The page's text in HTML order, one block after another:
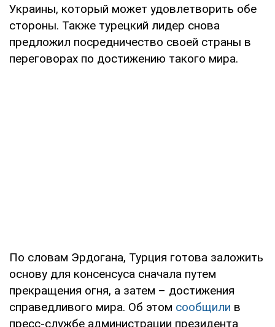
Украины, который может удовлетворить обе
стороны. Также турецкий лидер снова
предложил посредничество своей страны в
переговорах по достижению такого мира.
По словам Эрдогана, Турция готова заложить
основу для консенсуса сначала путем
прекращения огня, а затем – достижения
справедливого мира. Об этом сообщили в
пресс-службе администрации президента